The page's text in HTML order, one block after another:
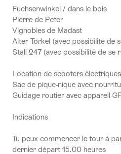
Fuchsenwinkel / dans le bois
Pierre de Peter
Vignobles de Madast
Alter Torkel (avec possibilité de
Stall 247 (avec possibilité de se
Location de scooters électriques
Sac de pique-nique avec
Guidage routier avec appareil
Indications
Tu peux commencer le tour à
dernier départ 15.00 heures